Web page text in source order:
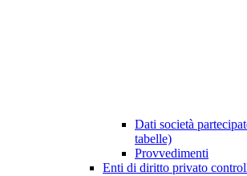
Dati società
tabelle)
Provvedimenti
Enti di diritto privato